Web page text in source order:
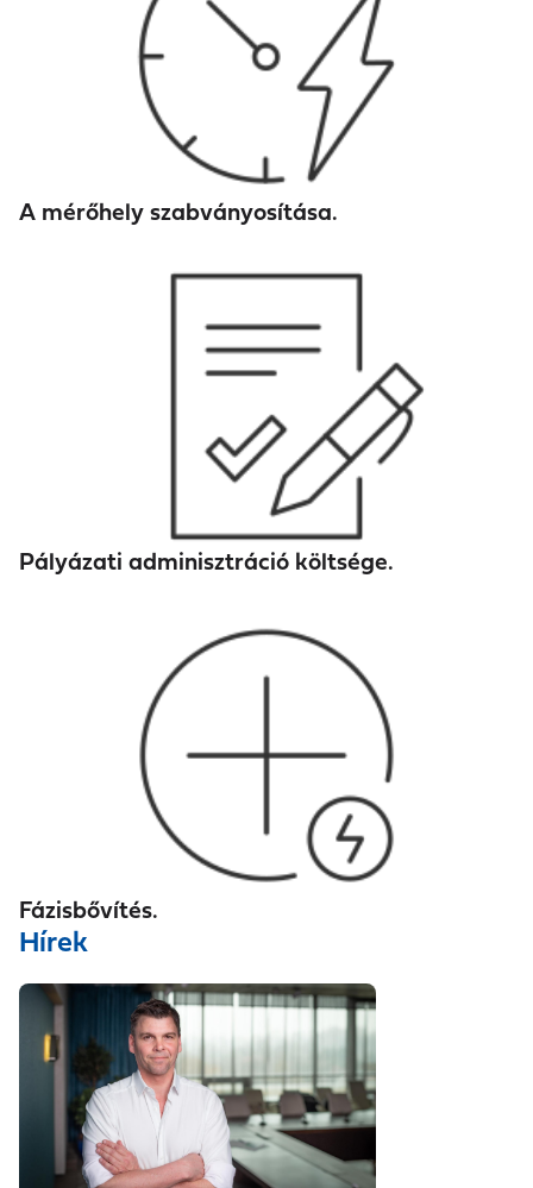
A mérőhely szabványosítása.
Pályázati adminisztráció költsége.
Fázisbővítés.
Hírek